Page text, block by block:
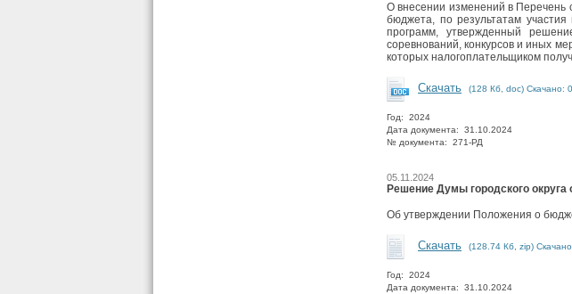
О внесении изменений в Перечень
бюджета, по результатам
программ, утвержденный
соревнований, конкурсов и иных
которых налогоплательщиком
Скачать (128 Кб, doc) Скачано:
Год: 2024
Дата документа: 31.10.2024
№ документа: 271-РД
05.11.2024
Решение Думы городского
Об утверждении Положения о
Скачать (128.74 Кб, zip)
Год: 2024
Дата документа: 31.10.2024